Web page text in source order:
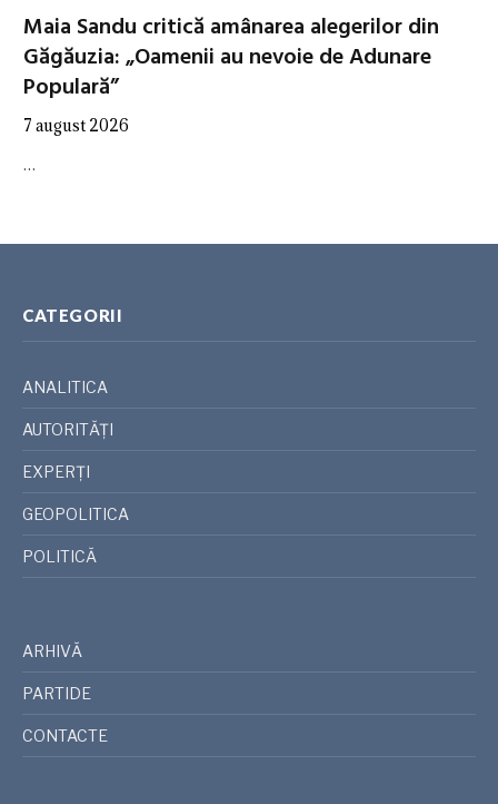
Maia Sandu critică amânarea alegerilor din
Găgăuzia: „Oamenii au nevoie de Adunare
Populară”
7 august 2026
…
CATEGORII
ANALITICA
AUTORITĂȚI
EXPERȚI
GEOPOLITICA
POLITICĂ
ARHIVĂ
PARTIDE
CONTACTE